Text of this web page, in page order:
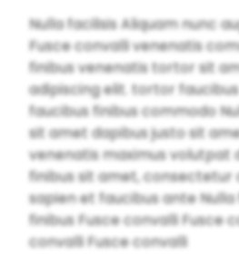
Nulla facilisis Aliquam nunc
Fusce convalli venenatis
finibus venenatis tortor sit
adipiscing elit. tortor
faucibus finibus commodo
sit amet dapibus justo sit
venenatis maximus volutpat
finibus sit amet, consectetur
sapien et faucibus ante Nulla
finibus Fusce convalli Fusce
convalli Fusce convalli